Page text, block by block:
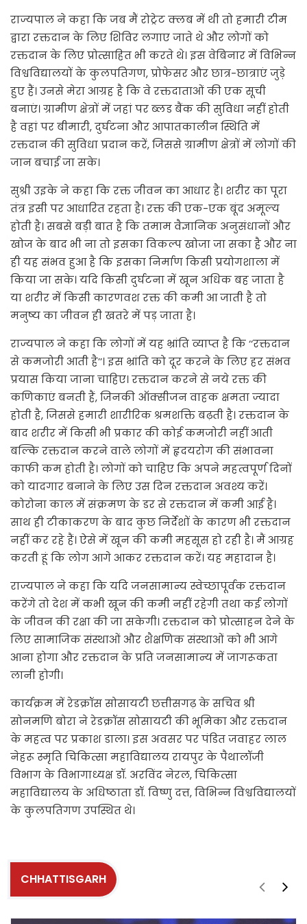
राज्यपाल ने कहा कि जब मैं रोट्रेट क्लब में थी तो हमारी टीम
द्वारा रक्तदान के लिए शिविर लगाए जाते थे और लोगों को
रक्तदान के लिए प्रोत्साहित भी करते थे। इस वेबिनार में विभिन्न
विश्वविद्यालयों के कुलपतिगण, प्रोफेसर और छात्र-छात्राएं जुड़े
हुए हैं। उनसे मेरा आग्रह है कि वे रक्तदाताओं की एक सूची
बनाएं। ग्रामीण क्षेत्रों में जहां पर ब्लड बैंक की सुविधा नहीं होती
है वहां पर बीमारी, दुर्घटना और आपातकालीन स्थिति में
रक्तदान की सुविधा प्रदान करें, जिससे ग्रामीण क्षेत्रों में लोगों की
जान बचाई जा सके।
सुश्री उइके ने कहा कि रक्त जीवन का आधार है। शरीर का पूरा
तंत्र इसी पर आधारित रहता है। रक्त की एक-एक बूंद अमूल्य
होती है। सबसे बड़ी बात है कि तमाम वैज्ञानिक अनुसंधानों और
खोज के बाद भी ना तो इसका विकल्प खोजा जा सका है और ना
ही यह संभव हुआ है कि इसका निर्माण किसी प्रयोगशाला में
किया जा सके। यदि किसी दुर्घटना में खून अधिक बह जाता है
या शरीर में किसी कारणवश रक्त की कमी आ जाती है तो
मनुष्य का जीवन ही खतरे में पड़ जाता है।
राज्यपाल ने कहा कि लोगों में यह भ्रांति व्याप्त है कि ‘‘रक्तदान
से कमजोरी आती है’’। इस भ्रांति को दूर करने के लिए हर संभव
प्रयास किया जाना चाहिए। रक्तदान करने से नये रक्त की
कणिकाएं बनती हैं, जिनकी ऑक्सीजन वाहक क्षमता ज्यादा
होती है, जिससे हमारी शारीरिक श्रमशक्ति बढ़ती है। रक्तदान के
बाद शरीर में किसी भी प्रकार की कोई कमजोरी नहीं आती
बल्कि रक्तदान करने वाले लोगों में हृदयरोग की संभावना
काफी कम होती है। लोगों को चाहिए कि अपने महत्वपूर्ण दिनों
को यादगार बनाने के लिए उस दिन रक्तदान अवश्य करें।
कोरोना काल में संक्रमण के डर से रक्तदान में कमी आई है।
साथ ही टीकाकरण के बाद कुछ निर्देशों के कारण भी रक्तदान
नहीं कर रहे हैं। ऐसे में खून की कमी महसूस हो रही है। मैं आग्रह
करती हूं कि लोग आगे आकर रक्तदान करें। यह महादान है।
राज्यपाल ने कहा कि यदि जनसामान्य स्वेच्छापूर्वक रक्तदान
करेंगे तो देश में कभी खून की कमी नहीं रहेगी तथा कई लोगों
के जीवन की रक्षा की जा सकेगी। रक्तदान को प्रोत्साहन देने के
लिए सामाजिक संस्थाओं और शैक्षणिक संस्थाओं को भी आगे
आना होगा और रक्तदान के प्रति जनसामान्य में जागरूकता
लानी होगी।
कार्यक्रम में रेडक्रॉस सोसायटी छत्तीसगढ़ के सचिव श्री
सोनमणि बोरा ने रेडक्रॉस सोसायटी की भूमिका और रक्तदान
के महत्व पर प्रकाश डाला। इस अवसर पर पंडित जवाहर लाल
नेहरू स्मृति चिकित्सा महाविद्यालय रायपुर के पैथालॉजी
विभाग के विभागाध्यक्ष डॉ. अरविंद नेरल, चिकित्सा
महाविद्यालय के अधिष्ठाता डॉ. विष्णु दत्त, विभिन्न विश्वविद्यालयों
के कुलपतिगण उपस्थित थे।
CHHATTISGARH